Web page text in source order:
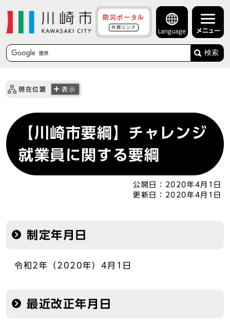
防災ポータル
外部リンク
Language メニュー
検索
現在位置 表示
【川崎市要綱】チャレンジ
就業員に関する要綱
公開日：
2020年4月1日
更新日：
2020年4月1日
制定年月日
令和2年（2020年）4月1日
最近改正年月日